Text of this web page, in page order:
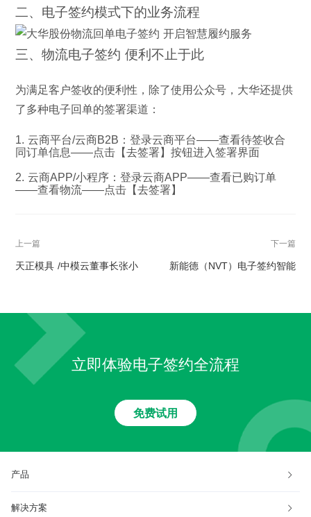
二、电子签约模式下的业务流程
三、物流电子签约 便利不止于此
为满足客户签收的便利性，除了使用公众号，大华还提供
了多种电子回单的签署渠道：
1. 云商平台/云商B2B：登录云商平台——查看待签收合
同订单信息——点击【去签署】按钮进入签署界面
2. 云商APP/小程序：登录云商APP——查看已购订单
——查看物流——点击【去签署】
上一篇
天正模具 /中模云董事长张小
下一篇
新能德（NVT）电子签约智能
立即体验电子签约全流程
免费试用
产品
解决方案